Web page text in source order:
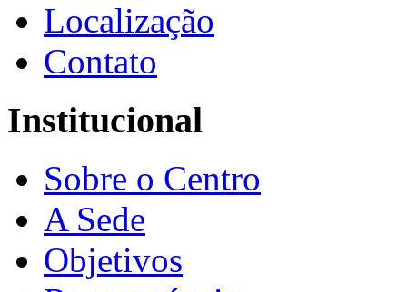
Localização
Contato
Institucional
Sobre o Centro
A Sede
Objetivos